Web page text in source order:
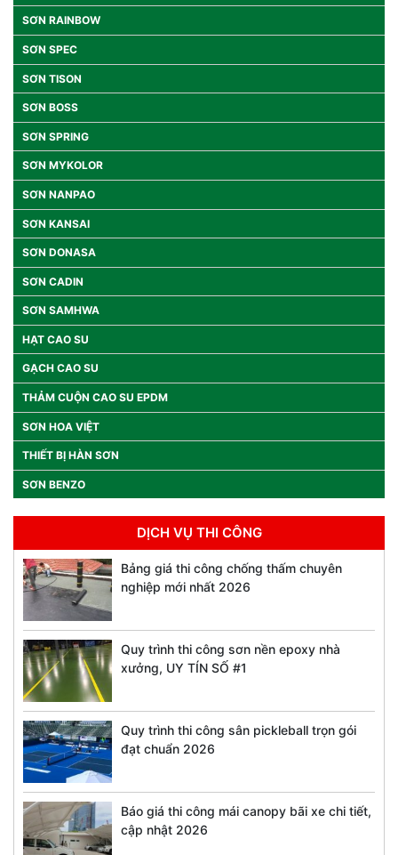
SƠN RAINBOW
SƠN SPEC
SƠN TISON
SƠN BOSS
SƠN SPRING
SƠN MYKOLOR
SƠN NANPAO
SƠN KANSAI
SƠN DONASA
SƠN CADIN
SƠN SAMHWA
HẠT CAO SU
GẠCH CAO SU
THẢM CUỘN CAO SU EPDM
SƠN HOA VIỆT
THIẾT BỊ HÀN SƠN
SƠN BENZO
DỊCH VỤ THI CÔNG
Bảng giá thi công chống thấm chuyên
nghiệp mới nhất 2026
Quy trình thi công sơn nền epoxy nhà
xưởng, UY TÍN SỐ #1
Quy trình thi công sân pickleball trọn gói
đạt chuẩn 2026
Báo giá thi công mái canopy bãi xe chi tiết,
cập nhật 2026